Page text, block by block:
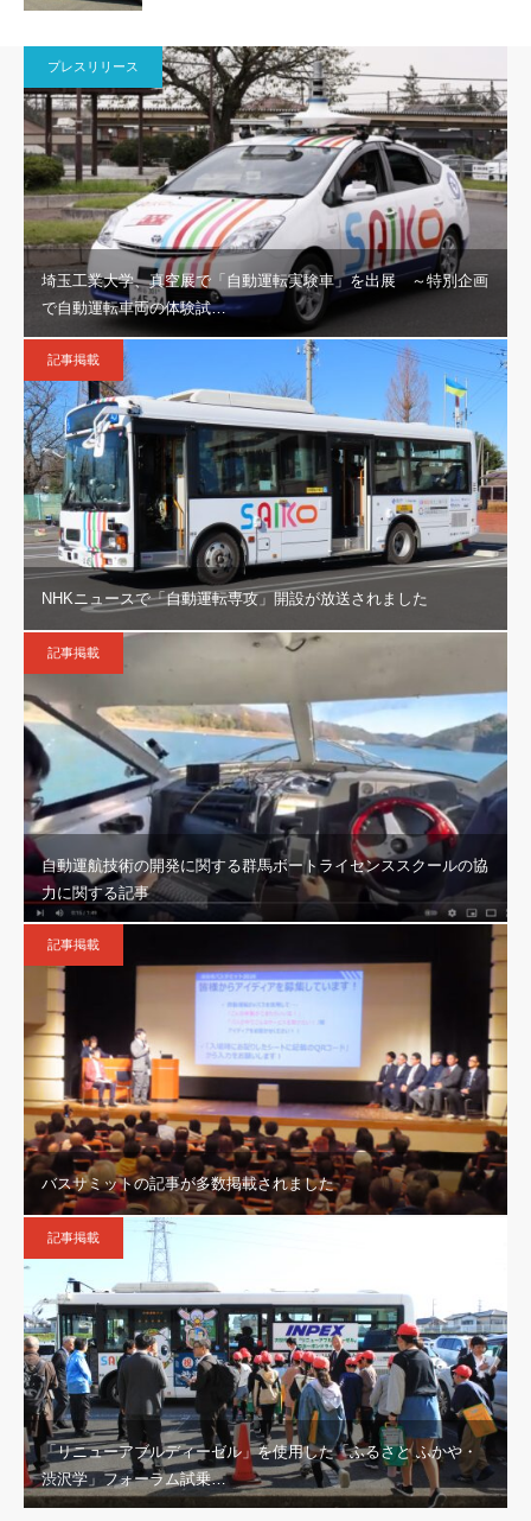
プレスリリース
埼玉工業大学、真空展で「自動運転実験車」を出展 ～特別企画
で自動運転車両の体験試…
記事掲載
NHKニュースで「自動運転専攻」開設が放送されました
記事掲載
自動運航技術の開発に関する群馬ボートライセンススクールの協
力に関する記事
記事掲載
バスサミットの記事が多数掲載されました
記事掲載
「リニューアブルディーゼル」を使用した「ふるさと ふかや・
渋沢学」フォーラム試乗…